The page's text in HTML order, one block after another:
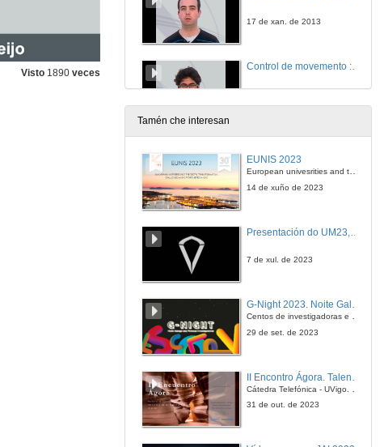
Visto 1890 veces
17 de xan. de 2013
Eficiencia enerxética tanxible na automatización industrial: motores de reluctancia
18 de xan. de 2013
16 de xan. de 2013
18 de xan. de 2013
Tamén che interesan
EUNIS 2023
European univesrities and the digital transformation: challenges and opportunities ahead
14 de xuño de 2023
7 de xul. de 2023
G-Night 2023. Noite Galega das Persoas Investigadoras. Conciencias creativas
Centos de investigadoras e investigadores, decenas de actividades e sete cidades
29 de set. de 2023
Cátedra Telefónica - UVigo. Espazos de innovación
31 de out. de 2023